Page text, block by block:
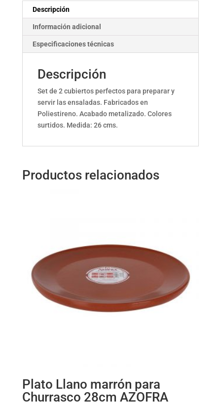
Descripción
Información adicional
Especificaciones técnicas
Descripción
Set de 2 cubiertos perfectos para preparar y
servir las ensaladas. Fabricados en
Poliestireno. Acabado metalizado. Colores
surtidos. Medida: 26 cms.
Productos relacionados
Plato Llano marrón para
Churrasco 28cm AZOFRA